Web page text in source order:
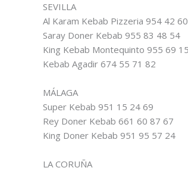
SEVILLA
Al Karam Kebab Pizzeria 954 42
Saray Doner Kebab 955 83 48 54
King Kebab Montequinto 955 69
Kebab Agadir 674 55 71 82
MÁLAGA
Super Kebab 951 15 24 69
Rey Doner Kebab 661 60 87 67
King Doner Kebab 951 95 57 24
LA CORUÑA